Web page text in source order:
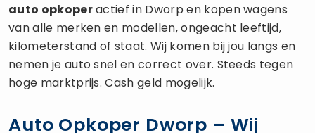
auto opkoperactief in Dworp en kopen wagens
van alle merken en modellen, ongeacht leeftijd,
kilometerstand of staat. Wij komen bij jou langs en
nemen je auto snel en correct over. Steeds tegen
hoge marktprijs. Cash geld mogelijk.
Auto Opkoper Dworp – Wij